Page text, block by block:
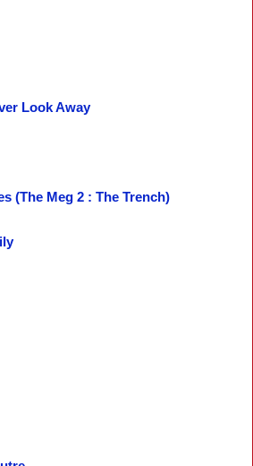
Look Away
(The Meg 2 : The Trench)